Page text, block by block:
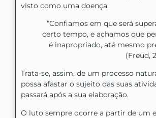
visto como uma doença.
“Confiamos em que será
certo tempo, e achamos que
é inapropriado, até mesmo
(Freud,
Trata-se, assim, de um processo
possa afastar o sujeito das suas
passará após a sua elaboração.
O luto sempre ocorre a partir de um